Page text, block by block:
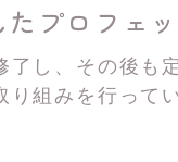
プロフェ
し、その後も
組みを行って